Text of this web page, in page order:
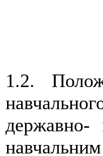
1.2.
державно-